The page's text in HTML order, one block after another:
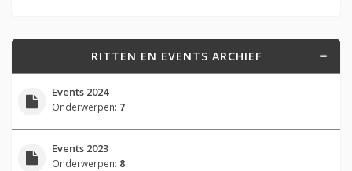
RITTEN EN EVENTS ARCHIEF
Events 2024
Onderwerpen: 7
Events 2023
Onderwerpen: 8